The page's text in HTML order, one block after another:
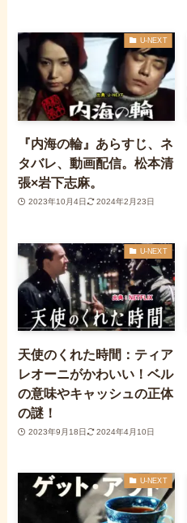
U-NEXT
『内海の輪』あらすじ、ネ
タバレ、動画配信。松本清
張×岩下志麻。
2023年10月4日 2024年2月23日
U-NEXT
天使のくれた時間：ティア
レオーニがかわいい！ベル
の意味やキャッシュの正体
の謎！
2023年9月18日 2024年4月10日
U-NEXT